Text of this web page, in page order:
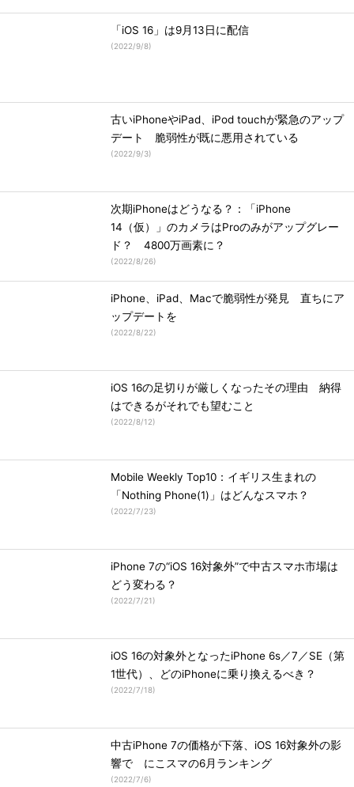
「iOS 16」は9月13日に配信
(2022/9/8)
古いiPhoneやiPad、iPod touchが緊急のアップ
デート 脆弱性が既に悪用されている
(2022/9/3)
次期iPhoneはどうなる？：「iPhone
14（仮）」のカメラはProのみがアップグレー
ド？ 4800万画素に？
(2022/8/26)
iPhone、iPad、Macで脆弱性が発見 直ちにア
ップデートを
(2022/8/22)
iOS 16の足切りが厳しくなったその理由 納得
はできるがそれでも望むこと
(2022/8/12)
Mobile Weekly Top10：イギリス生まれの
「Nothing Phone(1)」はどんなスマホ？
(2022/7/23)
iPhone 7の“iOS 16対象外”で中古スマホ市場は
どう変わる？
(2022/7/21)
iOS 16の対象外となったiPhone 6s／7／SE（第
1世代）、どのiPhoneに乗り換えるべき？
(2022/7/18)
中古iPhone 7の価格が下落、iOS 16対象外の影
響で にこスマの6月ランキング
(2022/7/6)